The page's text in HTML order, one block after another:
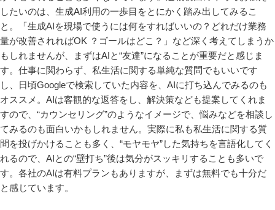
したいのは、生成AI利用の一歩目をとにかく踏み出してみるこ
と。「生成AIを現場で使うには何をすればいいの？どれだけ業務
量が改善されればOK ？ゴールはどこ？」など深く考えてしまうか
もしれませんが、まずはAIと“友達”になることが重要だと感じま
す。仕事に関わらず、私生活に関する単純な質問でもいいです
し、日頃Googleで検索していた内容を、AIに打ち込んでみるのも
オススメ。AIは客観的な返答をし、解決策なども提案してくれま
すので、“カウンセリング”のようなイメージで、悩みなどを相談し
てみるのも面白いかもしれません。実際に私も私生活に関する質
問を投げかけることも多く、“モヤモヤ”した気持ちを言語化してく
れるので、AIとの“壁打ち”後は気分がスッキリすることも多いで
す。各社のAIは有料プランもありますが、まずは無料でも十分だ
と感じています。